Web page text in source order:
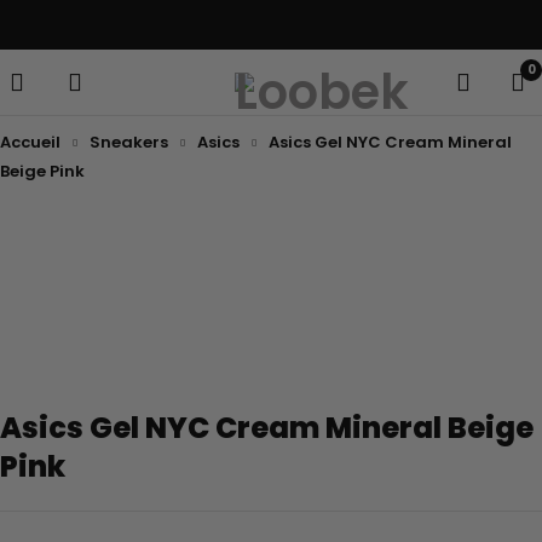
0
Accueil Sneakers Asics
Asics Gel NYC Cream Mineral
Beige Pink
Asics Gel NYC Cream Mineral Beige
Pink